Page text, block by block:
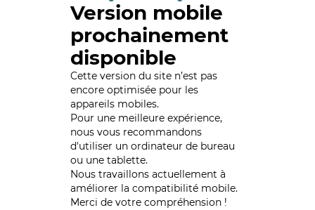
Version mobile
prochainement
disponible
Cette version du site n’est pas
encore optimisée pour les
appareils mobiles.
Pour une meilleure expérience,
nous vous recommandons
d'utiliser un ordinateur de bureau
ou une tablette.
Nous travaillons actuellement à
améliorer la compatibilité mobile.
Merci de votre compréhension !